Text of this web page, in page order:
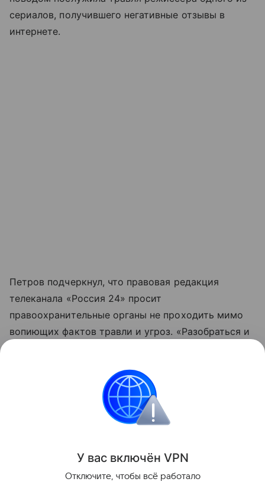
сериалов, получившего негативные отзывы в
интернете.
Петров подчеркнул, что правовая редакция
телеканала «Россия 24» просит
правоохранительные органы не проходить мимо
вопиющих фактов травли и угроз. «Разобраться и
делом чести», — написал он.
правоохранительные органы
Поделиться
У вас включён VPN
Отключите, чтобы всё работало